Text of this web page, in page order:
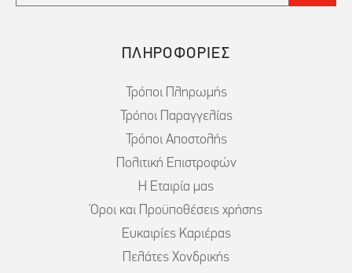
ΠΛΗΡΟΦΟΡΙΕΣ
Τρόποι Πληρωμής
Τρόποι Παραγγελίας
Τρόποι Αποστολής
Πολιτική Επιστροφών
Η Εταιρία μας
Όροι και Προϋποθέσεις χρήσης
Ευκαιρίες Καριέρας
Πελάτες Χονδρικής